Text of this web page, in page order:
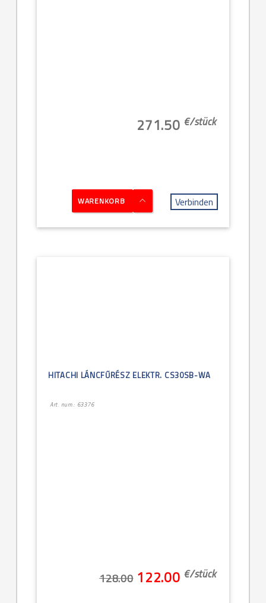
271.50 €/stück
WARENKORB Verbinden
HITACHI LÁNCFŰRÉSZ ELEKTR. CS30SB-WA
Art. num.: 63376
128.00 122.00 €/stück